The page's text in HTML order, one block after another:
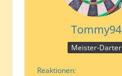
Tommy94
Meister-Darter
Reaktionen